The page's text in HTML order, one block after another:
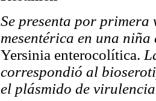
Se presenta por primera
mesentérica en una
Yersinia enterocolítica.
correspondió al
el plásmido de